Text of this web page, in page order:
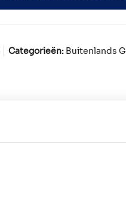
Categorieën: Buitenlands